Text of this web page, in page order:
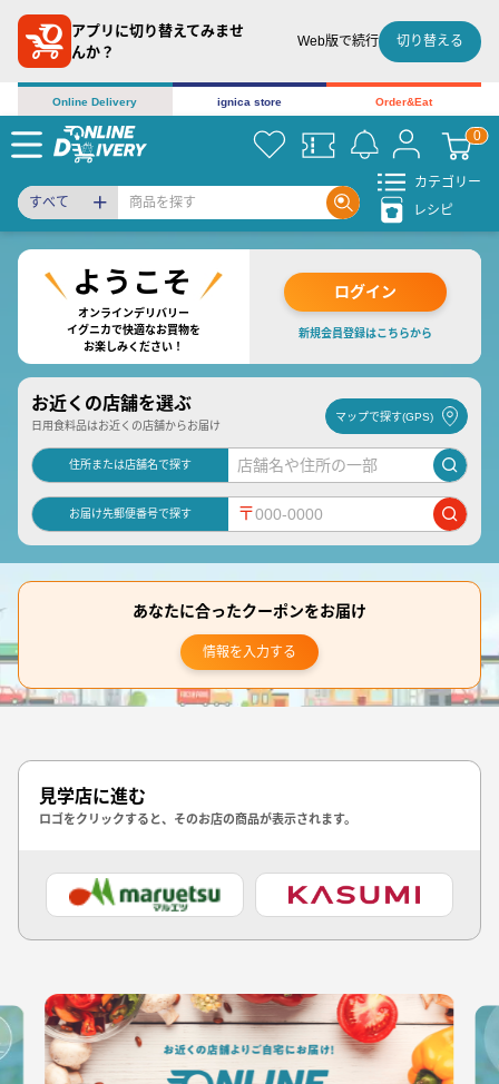
アプリに切り替えてみませ
んか？
Web版で続行 切り替える
Online Delivery ignica store Order&Eat
すべて
カテゴリー
レシピ
オンラインデリバリー
イグニカで快適なお買物を
お楽しみください！
ログイン
新規会員登録はこちらから
お近くの店舗を選ぶ
日用食料品はお近くの店舗からお届け
マップで探す(GPS)
住所または店舗名で探す
お届け先郵便番号で探す 〒
あなたに合ったクーポンをお届け
情報を入力する
見学店に進む
ロゴをクリックすると、そのお店の商品が表示されます。